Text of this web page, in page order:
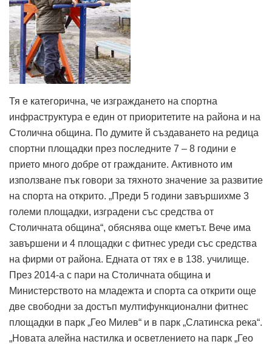
Тя е категорична, че изграждането на спортна
инфраструктура е един от приоритетите на района и на
Столична община. По думите й създаването на редица
спортни площадки през последните 7 – 8 години е
прието много добре от гражданите. Активното им
използване пък говори за тяхното значение за развитие
на спорта на открито. „Преди 5 години завършихме 3
големи площадки, изградени със средства от
Столичната община“, обяснява още кметът. Вече има
завършени и 4 площадки с фитнес уреди със средства
на фирми от района. Едната от тях е в 138. училище.
През 2014-а с пари на Столичната община и
Министерството на младежта и спорта са открити още
две свободни за достъп мултифункционални фитнес
площадки в парк „Гео Милев“ и в парк „Слатинска река“.
„Новата алейна настилка и осветлението на парк „Гео